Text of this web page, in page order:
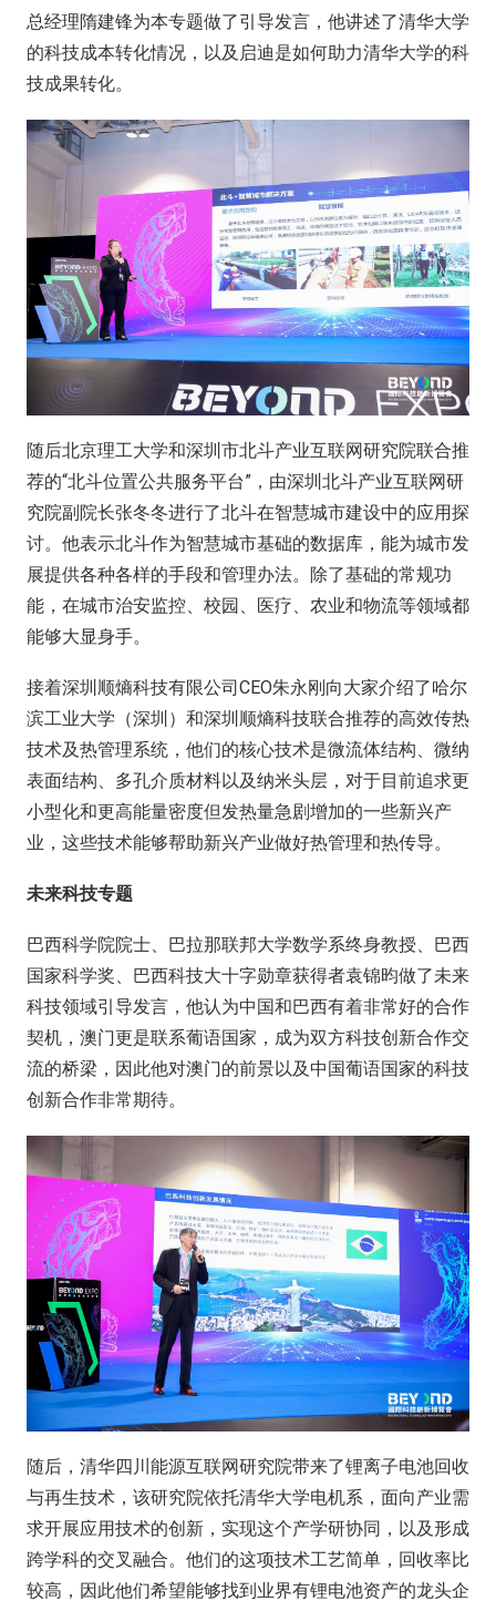
总经理隋建锋为本专题做了引导发言，他讲述了清华大学
的科技成本转化情况，以及启迪是如何助力清华大学的科
技成果转化。
随后北京理工大学和深圳市北斗产业互联网研究院联合推
荐的“北斗位置公共服务平台”，由深圳北斗产业互联网研
究院副院长张冬冬进行了北斗在智慧城市建设中的应用探
讨。他表示北斗作为智慧城市基础的数据库，能为城市发
展提供各种各样的手段和管理办法。除了基础的常规功
能，在城市治安监控、校园、医疗、农业和物流等领域都
能够大显身手。
接着深圳顺熵科技有限公司CEO朱永刚向大家介绍了哈尔
滨工业大学（深圳）和深圳顺熵科技联合推荐的高效传热
技术及热管理系统，他们的核心技术是微流体结构、微纳
表面结构、多孔介质材料以及纳米头层，对于目前追求更
小型化和更高能量密度但发热量急剧增加的一些新兴产
业，这些技术能够帮助新兴产业做好热管理和热传导。
未来科技专题
巴西科学院院士、巴拉那联邦大学数学系终身教授、巴西
国家科学奖、巴西科技大十字勋章获得者袁锦昀做了未来
科技领域引导发言，他认为中国和巴西有着非常好的合作
契机，澳门更是联系葡语国家，成为双方科技创新合作交
流的桥梁，因此他对澳门的前景以及中国葡语国家的科技
创新合作非常期待。
随后，清华四川能源互联网研究院带来了锂离子电池回收
与再生技术，该研究院依托清华大学电机系，面向产业需
求开展应用技术的创新，实现这个产学研协同，以及形成
跨学科的交叉融合。他们的这项技术工艺简单，回收率比
较高，因此他们希望能够找到业界有锂电池资产的龙头企